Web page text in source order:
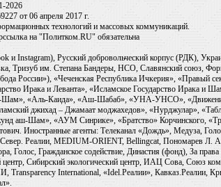
2026
от 06 апреля 2017 г.
технологий и массовых коммуникаций.
на "Политком.RU" обязательна
и Instagram), Русский добровольческий корпус (РДК),
Тризуб им. Степана Бандеры, НСО, Славянский союз,
России»), «Чеченская Республика Ичкерия», «Правый
Ирака и Леванта», «Исламское Государство
Шам», «Аль-Каида», «Аш-Шабаб», «УНА-УНСО»,
джихад – Джамаат моджахедов», «Нурджулар»,
аш-Шам», «АУМ Синрике», «Братство» Корчинского,
Иностранные агенты: Телеканал «Дождь», Медуза,
Север. Реалии, MEDIUM-ORIENT, Bellingcat, Пономарев
Гражданское содействие, Династия (фонд), За
Сибирский экологический центр, ИАЦ Сова, Союз
International, «Idel.Реалии», Кавказ.Реалии,